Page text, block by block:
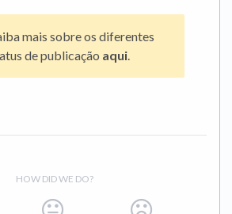
mais sobre os diferentes
de publicação aqui
HOW DID WE DO?